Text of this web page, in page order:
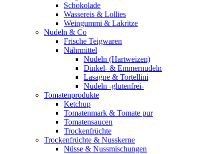
Schokolade
Wassereis & Lollies
Weingummi & Lakritze
Nudeln & Co
Frische Teigwaren
Nährmittel
Nudeln (Hartweizen)
Dinkel- & Emmernudeln
Lasagne & Tortellini
Nudeln -glutenfrei-
Tomatenprodukte
Ketchup
Tomatenmark & Tomate pur
Tomatensaucen
Trockenfrüchte
Trockenfrüchte & Nusskerne
Nüsse & Nussmischungen